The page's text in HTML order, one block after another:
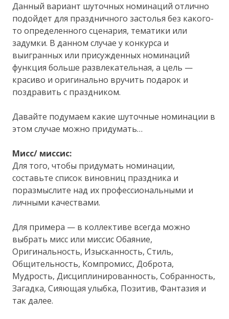
Данный вариант шуточных номинаций отлично
подойдет для праздничного застолья без какого-
то определенного сценария, тематики или
задумки. В данном случае у конкурса и
выигранных или присужденных номинаций
функция больше развлекательная, а цель —
красиво и оригинально вручить подарок и
поздравить с праздником.
Давайте подумаем какие шуточные номинации в
этом случае можно придумать…
Мисс/ миссис:
Для того, чтобы придумать номинации,
составьте список виновниц праздника и
поразмыслите над их профессиональными и
личными качествами.
Для примера — в коллективе всегда можно
выбрать мисс или миссис Обаяние,
Оригинальность, Изысканность, Стиль,
Общительность, Компромисс, Доброта,
Мудрость, Дисциплинированность, Собранность,
Загадка, Сияющая улыбка, Позитив, Фантазия и
так далее.